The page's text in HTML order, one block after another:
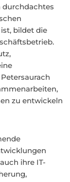
durchdachtes
bildet die
zu entwickeln
ihre IT-